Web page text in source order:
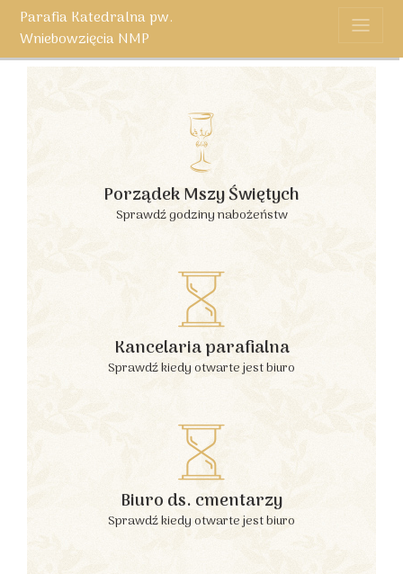
Parafia Katedralna pw.
Wniebowzięcia NMP
Porządek Mszy Świętych
Sprawdź godziny nabożeństw
Kancelaria parafialna
Sprawdź kiedy otwarte jest biuro
Biuro ds. cmentarzy
Sprawdź kiedy otwarte jest biuro